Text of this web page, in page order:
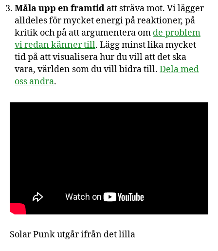
Måla upp en framtid att sträva mot. Vi lägger
alldeles för mycket energi på reaktioner, på
kritik och på att argumentera om de problem
vi redan känner till. Lägg minst lika mycket
tid på att visualisera hur du vill att det ska
vara, världen som du vill bidra till. Dela med
oss andra.
Solar Punk utgår ifrån det lilla